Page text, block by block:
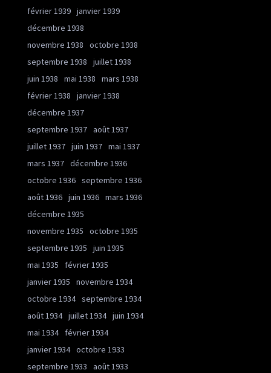
février 1939 janvier 1939
décembre 1938
novembre 1938
octobre 1938
septembre 1938
juillet 1938
juin 1938
mai 1938
mars 1938
février 1938
janvier 1938
décembre 1937
septembre 1937 août 1937
juillet 1937 juin 1937 mai 1937
mars 1937 décembre 1936
octobre 1936 septembre 1936
août 1936 juin 1936 mars 1936
décembre 1935
novembre 1935
octobre 1935
septembre 1935
juin 1935
mai 1935
février 1935
janvier 1935
novembre 1934
octobre 1934 septembre 1934
août 1934 juillet 1934 juin 1934
mai 1934
février 1934
janvier 1934 octobre 1933
septembre 1933
août 1933